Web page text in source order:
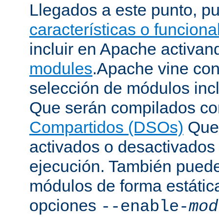
Llegados a este punto,
características o
incluir en Apache
modules.Apache vine
selección de módulos
Que serán compilados
Compartidos (DSOs)
activados o
ejecución. También
módulos de forma
opciones --enable-